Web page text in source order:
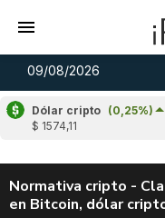
09/08/2026
Dólar cripto (0,25%)
$ 1574,11
Cardano
Normativa cripto -
en Bitcoin, dólar